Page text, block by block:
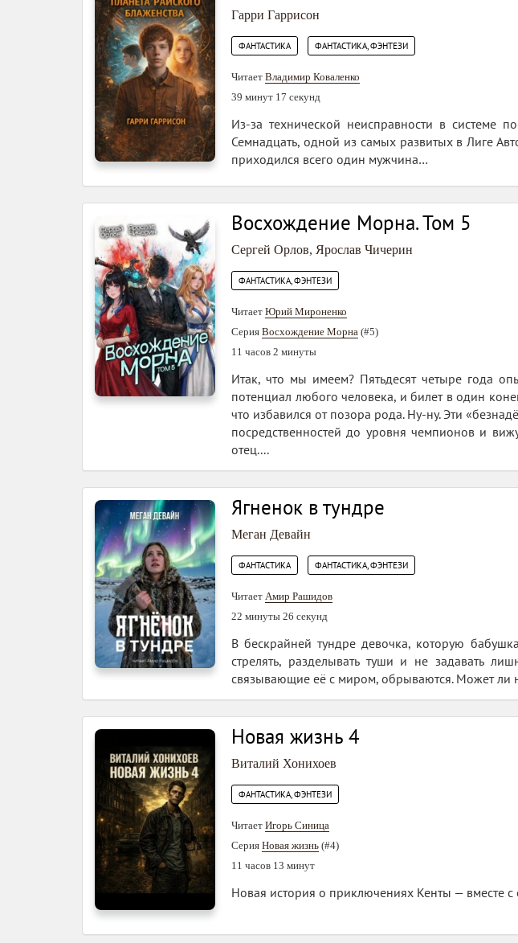
Гарри Гаррисон
ФАНТАСТИКА ФАНТАСТИКА, ФЭНТЕЗИ
Читает Владимир Коваленко
39 минут 17 секунд
Из‑за технической неисправности в системе
Семнадцать, одной из самых развитых в Лиге
приходился всего один мужчина…
Восхождение Морна. Том 5
Сергей Орлов, Ярослав Чичерин
ФАНТАСТИКА, ФЭНТЕЗИ
Читает Юрий Мироненко
Серия Восхождение Морна (#5)
11 часов 2 минуты
Итак, что мы имеем? Пятьдесят четыре года
потенциал любого человека, и билет в один
что избавился от позора рода. Ну-ну. Эти
посредственностей до уровня чемпионов и
отец....
Ягненок в тундре
Меган Девайн
ФАНТАСТИКА ФАНТАСТИКА, ФЭНТЕЗИ
Читает Амир Рашидов
22 минуты 26 секунд
В бескрайней тундре девочка, которую
стрелять, разделывать туши и не задавать
связывающие её с миром, обрываются. Может ли
Новая жизнь 4
Виталий Хонихоев
ФАНТАСТИКА, ФЭНТЕЗИ
Читает Игорь Синица
Серия Новая жизнь (#4)
11 часов 13 минут
Новая история о приключениях Кенты — вместе